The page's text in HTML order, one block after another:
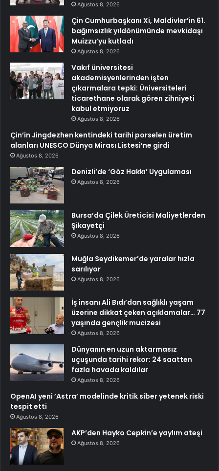
Ağustos 8, 2026
Çin Cumhurbaşkanı Xi, Maldivler’in 61.
bağımsızlık yıldönümünde mevkidaşı
Muizzu’yu kutladı
Ağustos 8, 2026
Vakıf üniversitesi
akademisyenlerinden işten
çıkarmalara tepki: Üniversiteleri
ticarethane olarak gören zihniyeti
kabul etmiyoruz
Ağustos 8, 2026
Çin’in Jingdezhen kentindeki tarihi porselen üretim
alanları UNESCO Dünya Mirası Listesi’ne girdi
Ağustos 8, 2026
Denizli’de ‘Göz Hakkı’ Uygulaması
Ağustos 8, 2026
Bursa’da Çilek Üreticisi Maliyetlerden
Şikayetçi
Ağustos 8, 2026
Muğla Seydikemer’de yaralar hızla
sarılıyor
Ağustos 8, 2026
İş insanı Ali Bıdı’dan sağlıklı yaşam
üzerine dikkat çeken açıklamalar… 77
yaşında gençlik mucizesi
Ağustos 8, 2026
Dünyanın en uzun aktarmasız
uçuşunda tarihi rekor: 24 saatten
fazla havada kaldılar
Ağustos 8, 2026
OpenAI yeni ’Astra’ modelinde kritik siber yetenek riski
tespit etti
Ağustos 8, 2026
AKP’den Hayko Cepkin’e yaylım ateşi
Ağustos 8, 2026